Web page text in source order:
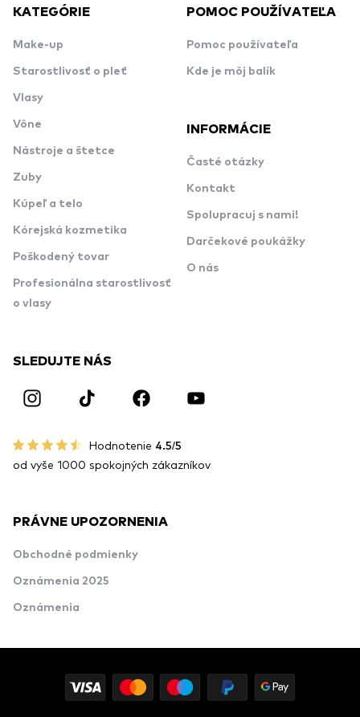
KATEGÓRIE
Make-up
Starostlivosť o pleť
Vlasy
Vône
Nástroje a štetce
Zuby
Kúpeľ a telo
Kórejská kozmetika
Poškodený tovar
Profesionálna starostlivosť
o vlasy
POMOC POUŽÍVATEĽA
Pomoc používateľa
Kde je môj balík
INFORMÁCIE
Časté otázky
Kontakt
Spolupracuj s nami!
Darčekové poukážky
O nás
SLEDUJTE NÁS
Hodnotenie 4.5/5
od vyše 1000 spokojných zákazníkov
PRÁVNE UPOZORNENIA
Obchodné podmienky
Oznámenia 2025
Oznámenia